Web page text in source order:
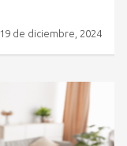
19 de diciembre, 2024